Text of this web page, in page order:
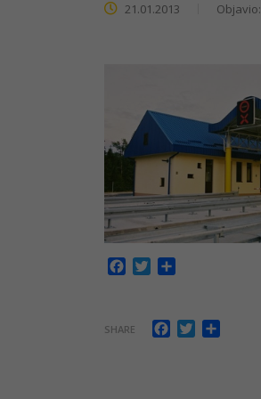
21.01.2013 Objavio:
Facebook
Twitter
SHARE Facebook
Twitter